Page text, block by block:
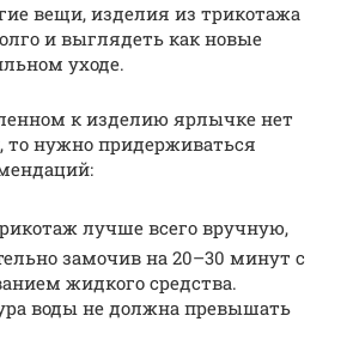
вещи, изделия из трикотажа
и выглядеть как новые
уходе.
к изделию ярлычке нет
то нужно придерживаться
лучше всего вручную,
замочив на 20–30 минут с
жидкого средства.
воды не должна превышать